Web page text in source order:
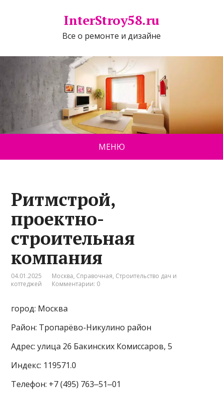
InterStroy58.ru
Все о ремонте и дизайне
МЕНЮ
Ритмстрой,
проектно-
строительная
компания
04.01.2025 Москва, Справочная, Строительство дач и
коттеджей
Комментарии: 0
город: Москва
Район: Тропарёво-Никулино район
Адрес: улица 26 Бакинских Комиссаров, 5
Индекс: 119571.0
Телефон: +7 (495) 763‒51‒01